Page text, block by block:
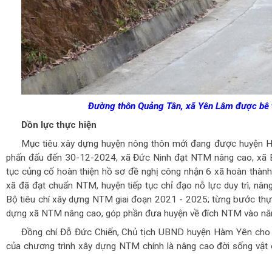
Đường thôn Quảng Tân, xã Yên Lâm được
Dồn lực thực hiện
Mục tiêu xây dựng huyện nông thôn mới đang được huyện
phấn đấu đến 30-12-2024, xã Đức Ninh đạt NTM nâng cao, xã
tục củng cố hoàn thiện hồ sơ đề nghị công nhận 6 xã hoàn
xã đã đạt chuẩn NTM, huyện tiếp tục chỉ đạo nỗ lực duy trì,
Bộ tiêu chí xây dựng NTM giai đoạn 2021 - 2025; từng bước
dựng xã NTM nâng cao, góp phần đưa huyện về đích NTM vào
Đồng chí Đỗ Đức Chiến, Chủ tịch UBND huyện Hàm Yên
của chương trình xây dựng NTM chính là nâng cao đời sống vật